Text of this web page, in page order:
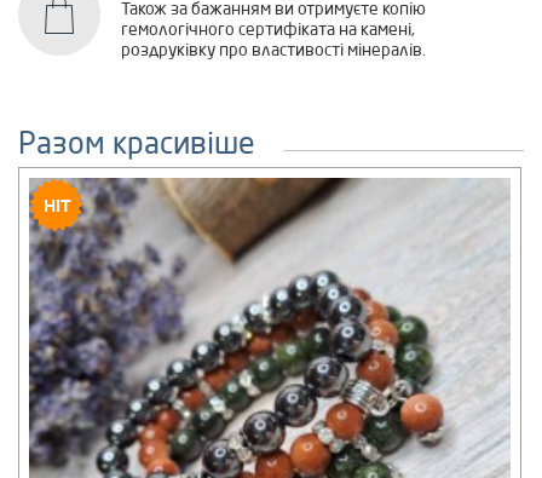
Також за бажанням ви отримуєте копію
гемологічного сертифіката на камені,
роздруківку про властивості мінералів.
Разом красивіше